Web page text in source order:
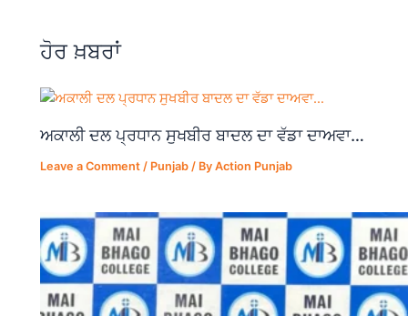
o
o
k
p
p
ਹੋਰ ਖ਼ਬਰਾਂ
ਅਕਾਲੀ ਦਲ ਪ੍ਰਧਾਨ ਸੁਖਬੀਰ ਬਾਦਲ ਦਾ ਵੱਡਾ ਦਾਅਵਾ…
Leave a Comment / Punjab / ByAction Punjab